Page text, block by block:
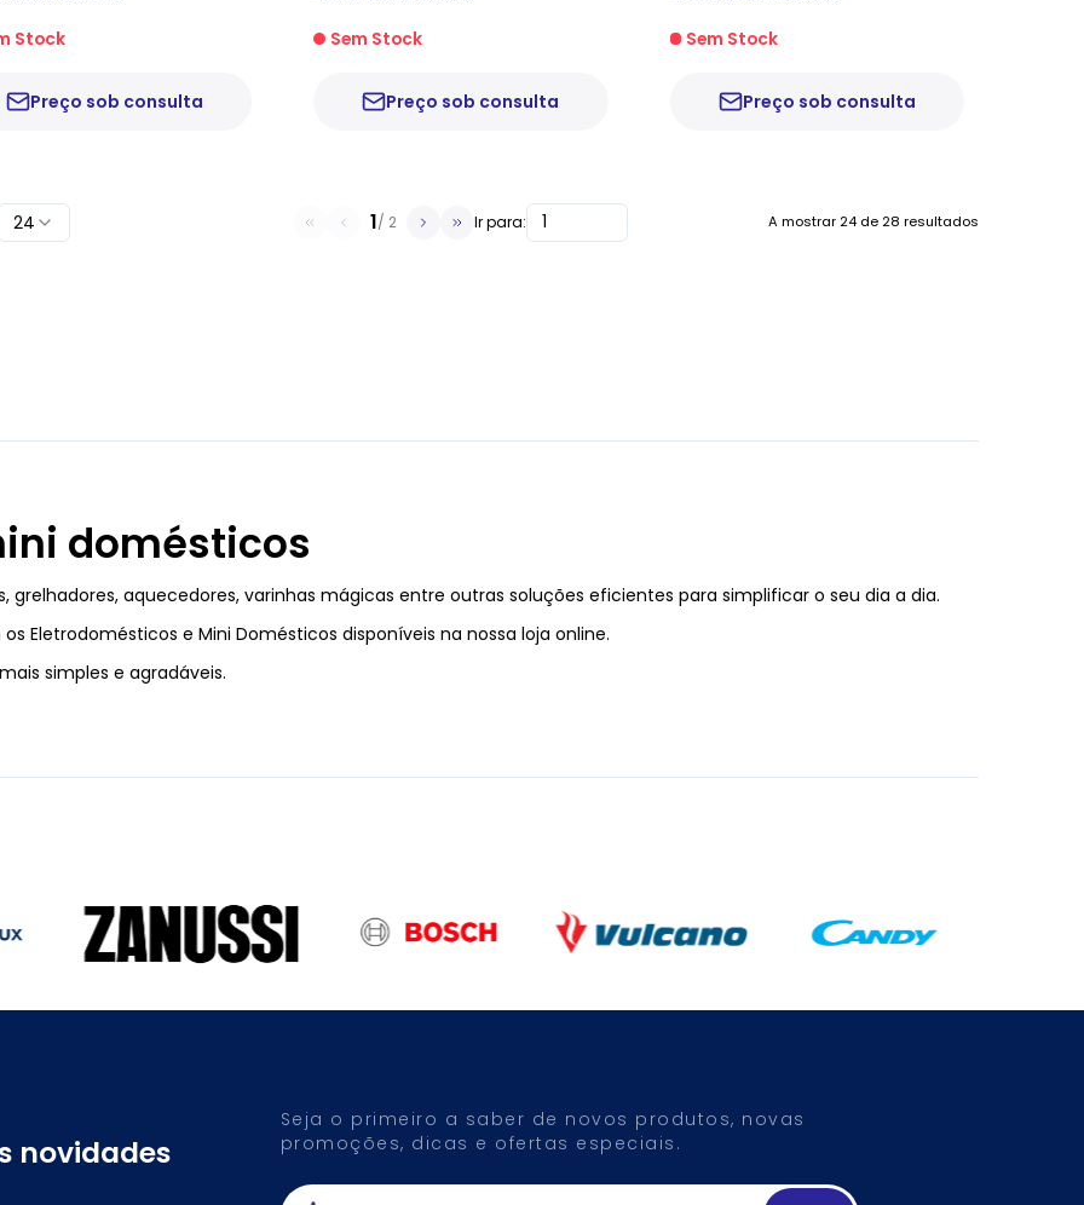
Stock
Preço sob consulta
Sem Stock
Preço sob consulta
Sem Stock
Preço sob consulta
A mostrar 24 de 28 resultados
1/ 2 Ir para:
24
domésticos
grelhadores, aquecedores, varinhas mágicas entre outras soluções eficientes para simplificar o seu dia a dia.
Eletrodomésticos e Mini Domésticos disponíveis na nossa loja online.
simples e agradáveis.
novidades
Seja o primeiro a saber de novos produtos, novas
promoções, dicas e ofertas especiais.